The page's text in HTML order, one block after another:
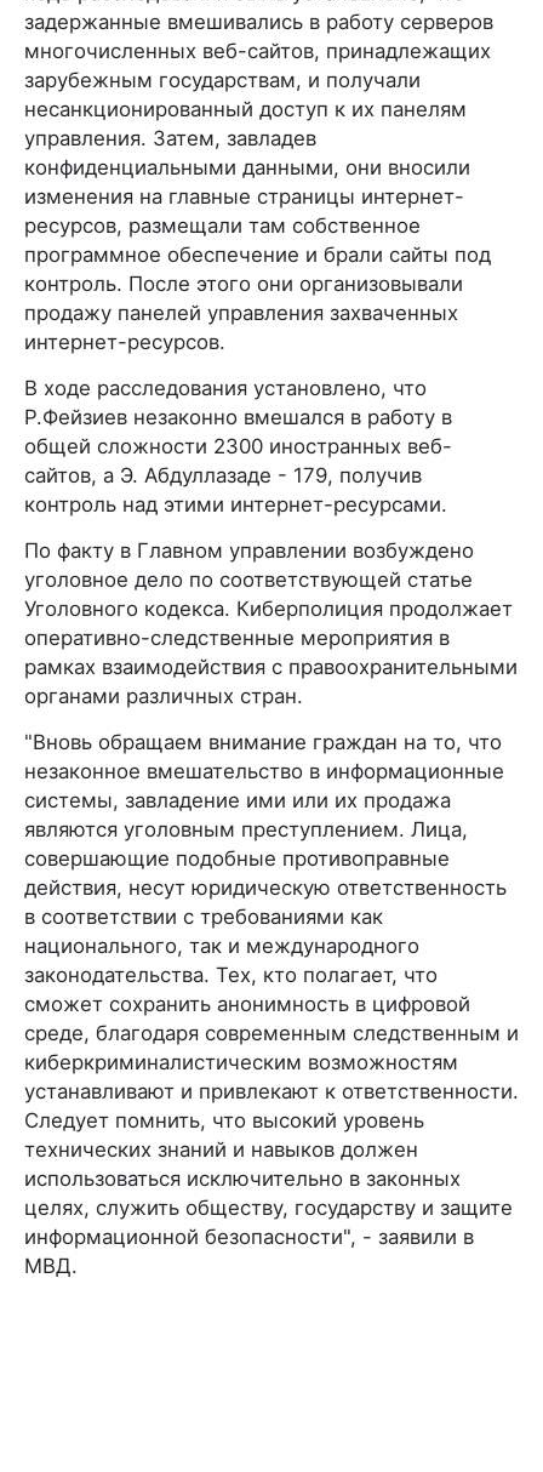
задержанные вмешивались в работу серверов
многочисленных веб-сайтов, принадлежащих
зарубежным государствам, и получали
несанкционированный доступ к их панелям
управления. Затем, завладев
конфиденциальными данными, они вносили
изменения на главные страницы интернет-
ресурсов, размещали там собственное
программное обеспечение и брали сайты под
контроль. После этого они организовывали
продажу панелей управления захваченных
интернет-ресурсов.
В ходе расследования установлено, что
Р.Фейзиев незаконно вмешался в работу в
общей сложности 2300 иностранных веб-
сайтов, а Э. Абдуллазаде - 179, получив
контроль над этими интернет-ресурсами.
По факту в Главном управлении возбуждено
уголовное дело по соответствующей статье
Уголовного кодекса. Киберполиция продолжает
оперативно-следственные мероприятия в
рамках взаимодействия с правоохранительными
органами различных стран.
"Вновь обращаем внимание граждан на то, что
незаконное вмешательство в информационные
системы, завладение ими или их продажа
являются уголовным преступлением. Лица,
совершающие подобные противоправные
действия, несут юридическую ответственность
в соответствии с требованиями как
национального, так и международного
законодательства. Тех, кто полагает, что
сможет сохранить анонимность в цифровой
среде, благодаря современным следственным и
киберкриминалистическим возможностям
устанавливают и привлекают к ответственности.
Следует помнить, что высокий уровень
технических знаний и навыков должен
использоваться исключительно в законных
целях, служить обществу, государству и защите
информационной безопасности", - заявили в
МВД.